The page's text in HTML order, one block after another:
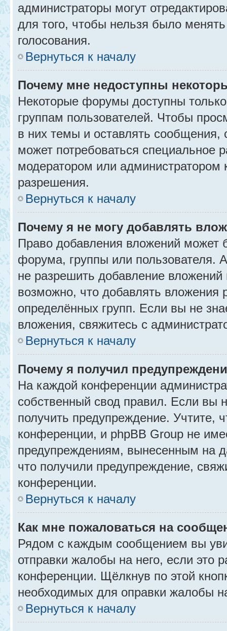
администраторы могут
для того, чтобы нельзя было
голосования.
Вернуться к началу
Почему мне недоступны
Некоторые форумы доступны
группам пользователей. Чтобы
в них темы и оставлять сообщения,
может потребоваться специальное
модератором или администратором
разрешения.
Вернуться к началу
Почему я не могу добавлять
Право добавления вложений может
форума, группы или пользователя.
не разрешить добавление
возможно, что добавлять вложения
определённых групп. Если вы не
вложения, свяжитесь с
Вернуться к началу
Почему я получил
На каждой конференции
собственный свод правил. Если вы
получить предупреждение. Учтите,
конференции, и phpBB Group не
предупреждениям, вынесенным на
что получили предупреждение,
конференции.
Вернуться к началу
Как мне пожаловаться на
Рядом с каждым сообщением вы
отправки жалобы на него, если это
конференции. Щёлкнув по этой
необходимых для оправки жалобы
Вернуться к началу